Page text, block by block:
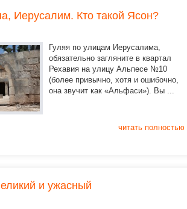
Иерусалим. Кто такой Ясон?
Гуляя по улицам Иерусалима,
обязательно загляните в квартал
Рехавия на улицу Альпесе №10
(более привычно, хотя и ошибочно,
она звучит как «Альфаси»). Вы ...
читать полностью
и ужасный